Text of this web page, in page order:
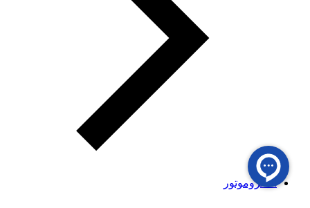
الکتروموتور